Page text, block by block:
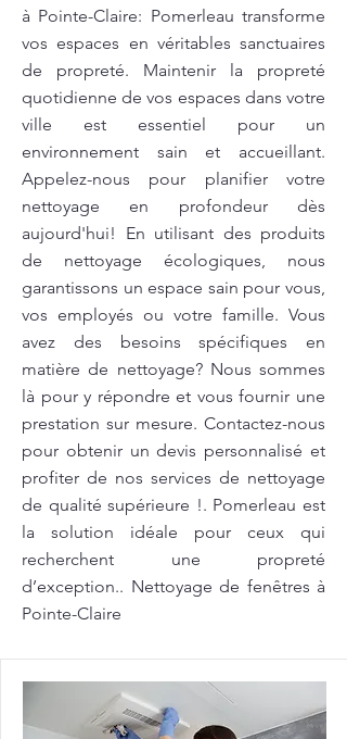
à Pointe-Claire: Pomerleau transforme
vos espaces en véritables sanctuaires
de propreté. Maintenir la propreté
quotidienne de vos espaces dans votre
ville est essentiel pour un
environnement sain et accueillant.
Appelez-nous pour planifier votre
nettoyage en profondeur dès
aujourd'hui! En utilisant des produits
de nettoyage écologiques, nous
garantissons un espace sain pour vous,
vos employés ou votre famille. Vous
avez des besoins spécifiques en
matière de nettoyage? Nous sommes
là pour y répondre et vous fournir une
prestation sur mesure. Contactez-nous
pour obtenir un devis personnalisé et
profiter de nos services de nettoyage
de qualité supérieure !. Pomerleau est
la solution idéale pour ceux qui
recherchent une propreté
d’exception.. Nettoyage de fenêtres à
Pointe-Claire